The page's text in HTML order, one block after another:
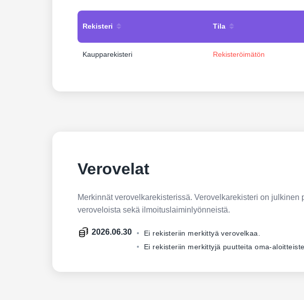
Rekisteri Tila
Kaupparekisteri Rekisteröimätön
Verovelat
Merkinnät verovelkarekisterissä. Verovelkarekisteri on
veroveloista sekä ilmoituslaiminlyönneistä.
2026.06.30
Ei rekisteriin merkittyä verovelkaa.
Ei rekisteriin merkittyjä puutteita oma-